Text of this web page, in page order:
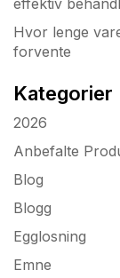
effektiv
Hvor lenge
forvente
Kategorier
2026
Anbefalte
Blog
Blogg
Egglosning
Emne